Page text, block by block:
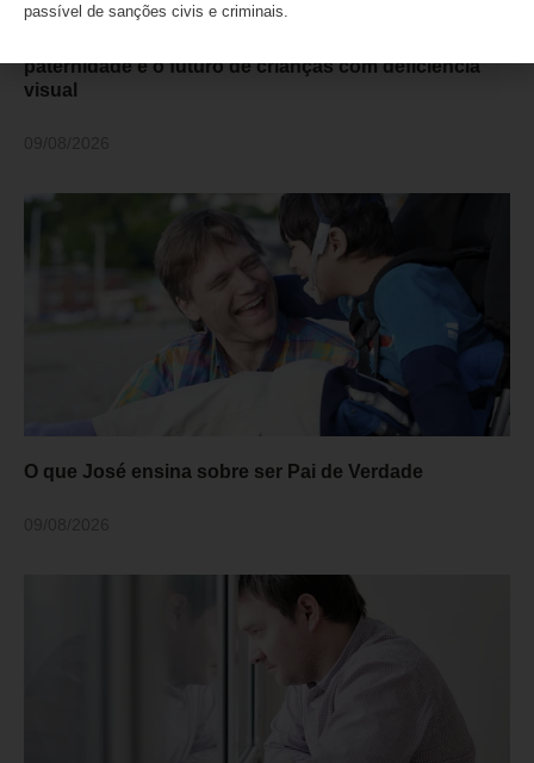
paternidade e o futuro de crianças com deficiência
visual
O que José ensina sobre ser Pai de Verdade
passível de sanções civis e criminais.